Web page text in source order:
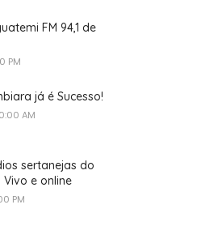
FM 94,1 de
PM
já é Sucesso!
AM
sertanejas do
e online
PM